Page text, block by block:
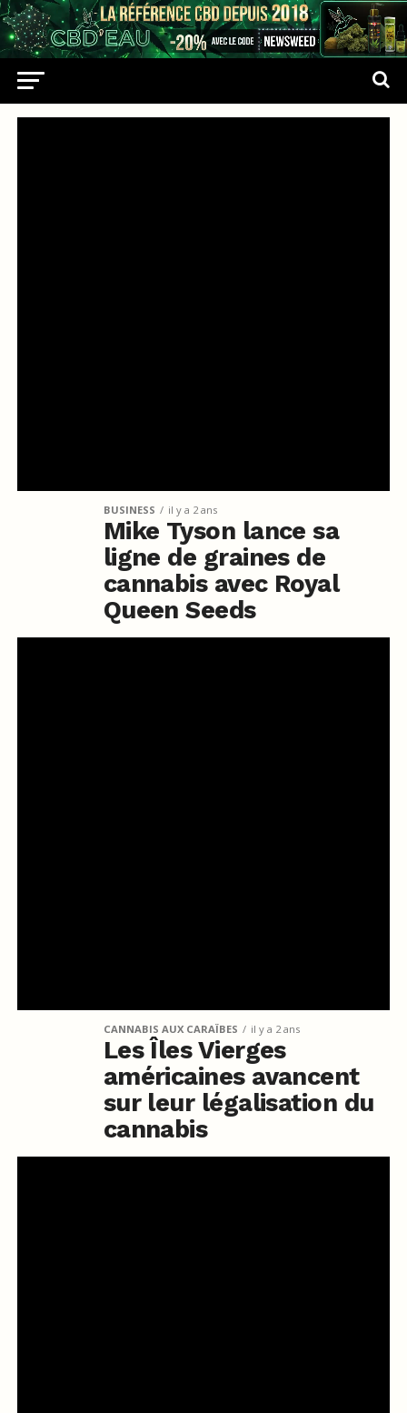
BUSINESS il y a 2 ans
Mike Tyson lance sa
ligne de graines de
cannabis avec Royal
Queen Seeds
CANNABIS AUX CARAÏBES il y a 2 ans
Les Îles Vierges
américaines avancent
sur leur légalisation du
cannabis